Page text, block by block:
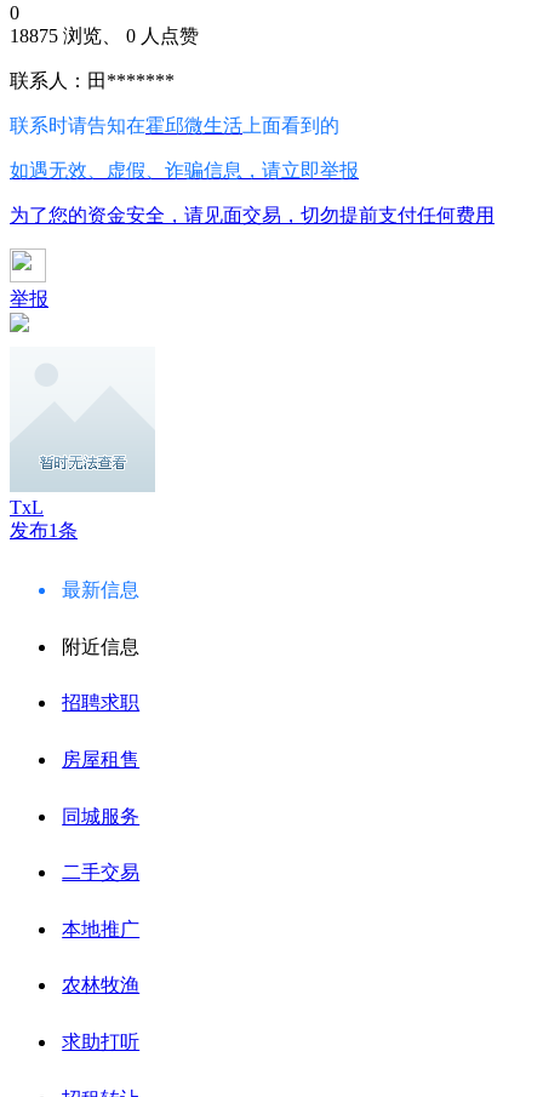
0
18875 浏览、 0 人点赞
联系人：田*******
联系时请告知在霍邱微生活 上面看到的
如遇无效、虚假、诈骗信息，请立即举报
为了您的资金安全，请见面交易，切勿提前支付任何费用
举报
TxL
发布1条
最新信息
附近信息
招聘求职
房屋租售
同城服务
二手交易
本地推广
农林牧渔
求助打听